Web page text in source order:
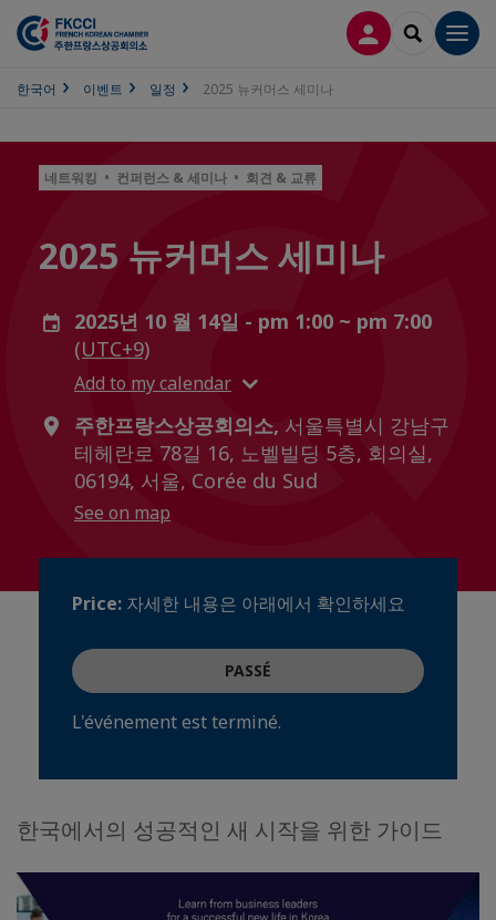
접속 SEARCH
한국어 이벤트 일정 2025 뉴커머스 세미나
네트워킹 • 컨퍼런스 & 세미나 • 회견 & 교류
2025 뉴커머스 세미나
2025년 10 월 14일 - pm 1:00 ~ pm 7:00
(UTC+9)
Add to my calendar
주한프랑스상공회의소, 서울특별시 강남구
테헤란로 78길 16, 노벨빌딩 5층, 회의실,
06194, 서울, Corée du Sud
See on map
Price: 자세한 내용은 아래에서 확인하세요
PASSÉ
L'événement est terminé.
한국에서의 성공적인 새 시작을 위한 가이드